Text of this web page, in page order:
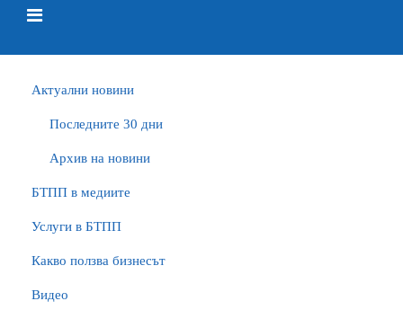
Актуални новини
Последните 30 дни
Архив на новини
БTПП в медиите
Услуги в БТПП
Какво ползва бизнесът
Видео